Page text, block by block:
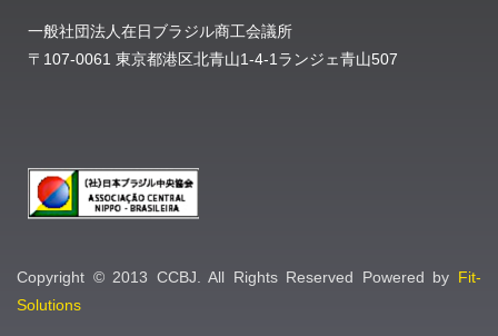
一般社団法人在日ブラジル商工会議所
〒107-0061 東京都港区北青山1-4-1ランジェ青山507
Copyright © 2013 CCBJ. All Rights Reserved Powered by Fit-
Solutions